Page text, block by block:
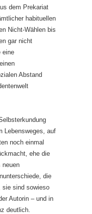
dem Prekariat
habituellen
Nicht-Wählen bis
gar nicht
eine
Abstand
Lebensweges, auf
noch einmal
ehe die
neuen
die
sie sind sowieso
Autorin – und in
deutlich.